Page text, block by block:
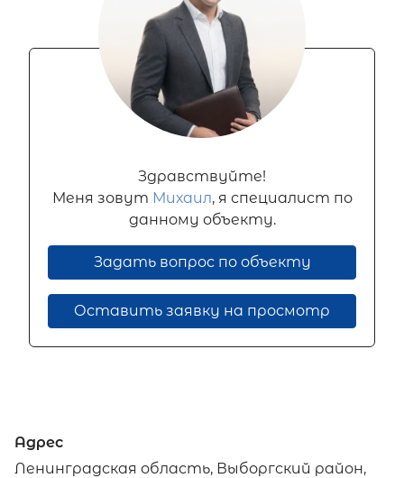
Здравствуйте!
Меня зовут Михаил, я специалист по
данному объекту.
Задать вопрос по объекту
Оставить заявку на просмотр
Адрес
Ленинградская область, Выборгский район,